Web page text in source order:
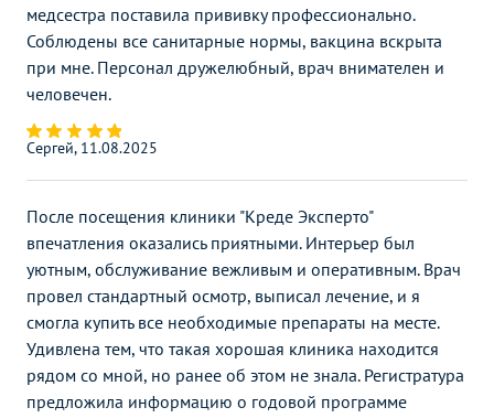
УЗИ простаты
(предстательной железы)
трансректальное
2300р. -
(предстательной железы)
УЗИ почек и
3100р. -
УЗИ в андрологии Без контраста С контрастом
УЗИ мошонки 2100р. -
УЗИ в гинекологии Без контраста С контрастом
УЗИ Фолликулометрия 2000 р.
-
УЗИ шейки матки
медсестра поставила прививку профессионально.
Соблюдены все санитарные нормы, вакцина вскрыта
при мне. Персонал дружелюбный, врач внимателен и
человечен.
Сергей, 11.08.2025
После посещения клиники "Креде Эксперто"
впечатления оказались приятными. Интерьер был
уютным, обслуживание вежливым и оперативным. Врач
провел стандартный осмотр, выписал лечение, и я
смогла купить все необходимые препараты на месте.
Удивлена тем, что такая хорошая клиника находится
рядом со мной, но ранее об этом не знала. Регистратура
предложила информацию о годовой программе